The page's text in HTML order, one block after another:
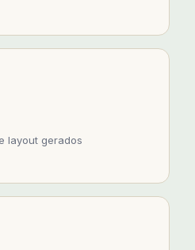
layout gerados